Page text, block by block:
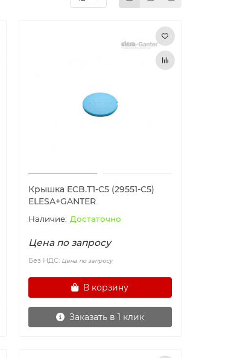
Крышка ECB.T1-C5 (29551-C5)
ELESA+GANTER
Достаточно
Цена по запросу
Без НДС: Цена по запросу
В корзину
Заказать в 1 клик